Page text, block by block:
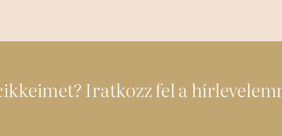
Iratkozz fel a